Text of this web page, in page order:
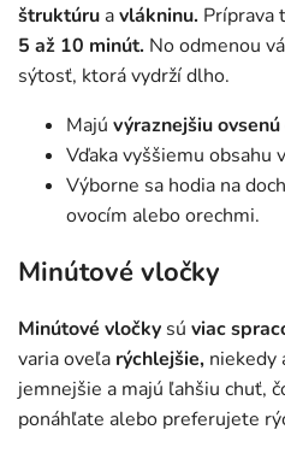
štruktúru avlákninu. Príprava
5 až 10 minút. No odmenou
sýtosť, ktorá vydrží dlho.
Majú výraznejšiu
Vďaka vyššiemu obsahu
Výborne sa hodia na
ovocím alebo orechmi.
Minútové vločky
Minútové vločky sú viac
varia oveľa rýchlejšie, niekedy
jemnejšie a majú ľahšiu chuť,
ponáhľate alebo preferujete